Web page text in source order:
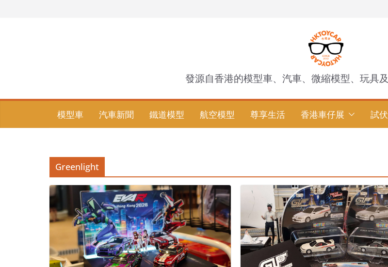
發源自香港的模型車、汽車、微縮模型、玩具
模型車 汽車新聞 鐵道模型 航空模型 尊享生活 香港車仔展 試
Greenlight